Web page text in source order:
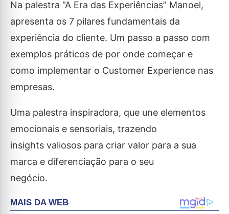
Na palestra “A Era das Experiências” Manoel,
apresenta os 7 pilares fundamentais da
experiência do cliente. Um passo a passo com
exemplos práticos de por onde começar e
como implementar o Customer Experience nas
empresas.
Uma palestra inspiradora, que une elementos
emocionais e sensoriais, trazendo
insights valiosos para criar valor para a sua
marca e diferenciação para o seu
negócio.